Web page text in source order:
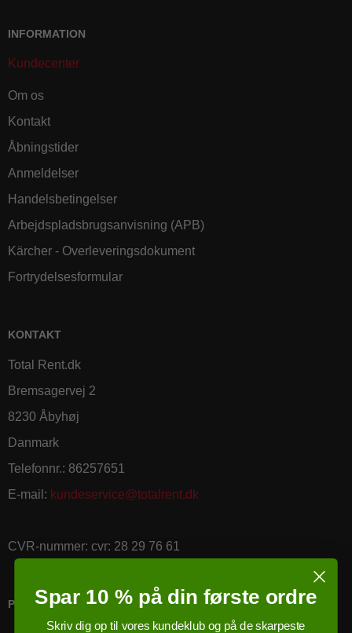
INFORMATION
Kundecenter
Om os
Kontakt
Åbningstider
Anmeldelser
Handelsbetingelser
Arbejdspladsbrugsanvisning (APB)
Kärcher - Overleveringsdokument
Fortrydelsesformular
KONTAKT
Total Rent.dk
Bremsagervej 2
8230 Åbyhøj
Danmark
Telefonnr.: 86257651
E-mail : kundeservice@totalrent.dk
CVR-nummer: cvr: 28 29 76 61
PRICERUNNER KØBSGARANTI
Spar 10 % på din første ordre
Skriv dig op til vores kundeklub og på de skarpeste